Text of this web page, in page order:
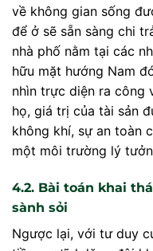
về không gian sống
để ở sẽ sẵn sàng chi
nhà phố nằm tại các
hữu mặt hướng Nam
nhìn trực diện ra công
họ, giá trị của tài sản
không khí, sự an toàn
một môi trường lý
4.2. Bài toán khai
sành sỏi
Ngược lại, với tư duy